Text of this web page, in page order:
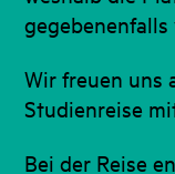
Wir freuen uns
Studienreise
Bei der Reise